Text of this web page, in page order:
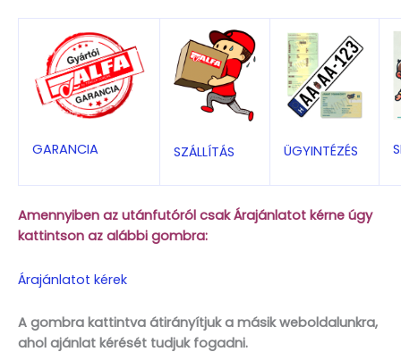
GARANCIA SZÁLLÍTÁS ÜGYINTÉZÉS
Amennyiben az utánfutóról csak Árajánlatot kérne úgy
kattintson az alábbi gombra:
Árajánlatot kérek
A gombra kattintva átirányítjuk a másik weboldalunkra,
ahol ajánlat kérését tudjuk fogadni.